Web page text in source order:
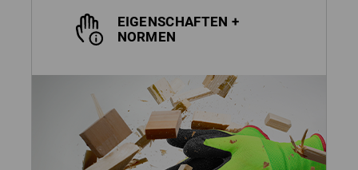
EIGENSCHAFTEN +
NORMEN